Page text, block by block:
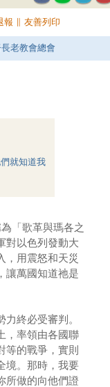
報 友善列印
老教會總會
就知道我
「歌革與瑪各之
對以色列發動大
，用震怒和天災
讓萬國知道祂是
終必受審判。
，率領由各國聯
等的戰爭，實則
境。那時，我要
所做的向他們證